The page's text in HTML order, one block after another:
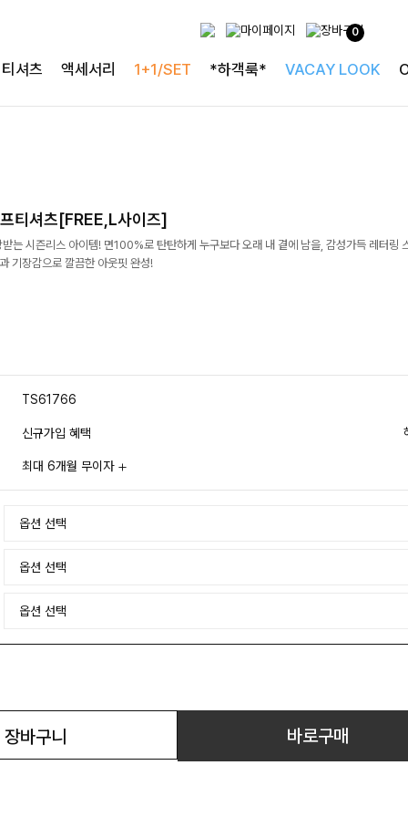
0
티셔츠 액세서리 1+1/SET *하객룩* VACAY LOOK
티셔츠[FREE,L사이즈]
는 시즌리스 아이템! 면100%로 탄탄하게 누구보다 오래 내 곁에 남을, 감성가득 레터링
기장감으로 깔끔한 아웃핏 완성!
TS61766
신규가입 혜택
최대 6개월 무이자
장바구니 바로구매